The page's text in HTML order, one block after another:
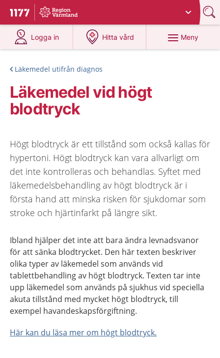
Till startsidan för 1177
Du har valt region
Logga in
på 1177.se
Hitta vård
på 1177.se
Meny
Läkemedel utifrån diagnos
Läkemedel vid högt
blodtryck
Högt blodtryck är ett tillstånd som också kallas för
hypertoni. Högt blodtryck kan vara allvarligt om
det inte kontrolleras och behandlas. Syftet med
läkemedelsbehandling av högt blodtryck är i
första hand att minska risken för sjukdomar som
stroke och hjärtinfarkt på längre sikt.
Ibland hjälper det inte att bara ändra levnadsvanor
för att sänka blodtrycket. Den här texten beskriver
olika typer av läkemedel som används vid
tablettbehandling av högt blodtryck. Texten tar inte
upp läkemedel som används på sjukhus vid speciella
akuta tillstånd med mycket högt blodtryck, till
exempel havandeskapsförgiftning.
Här kan du läsa mer om högt blodtryck.